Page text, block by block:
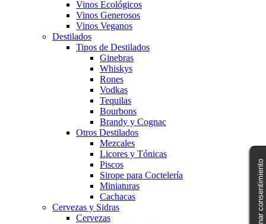
Vinos Ecológicos
Vinos Generosos
Vinos Veganos
Destilados
Tipos de Destilados
Ginebras
Whiskys
Rones
Vodkas
Tequilas
Bourbons
Brandy y Cognac
Otros Destilados
Mezcales
Licores y Tónicas
Piscos
Sirope para Coctelería
Miniaturas
Cachacas
Cervezas y Sidras
Cervezas
Gestionar consentimiento